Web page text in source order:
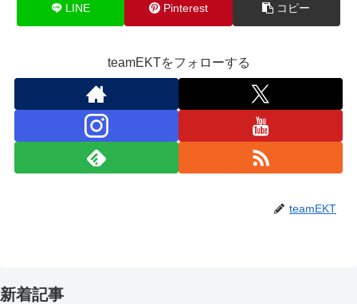
LINE Pinterest コピー
teamEKTをフォローする
teamEKT
新着記事